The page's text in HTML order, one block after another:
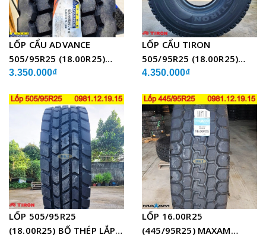
LỐP CẨU ADVANCE
505/95R25 (18.00R25)
GLB05 BỐ THÉP
3.350.000₫
LỐP CẨU TIRON
505/95R25 (18.00R25)
TCH21 BỐ THÉP
4.350.000₫
LỐP 505/95R25
(18.00R25) BỐ THÉP LẮP
LỐP 16.00R25
(445/95R25) MAXAM